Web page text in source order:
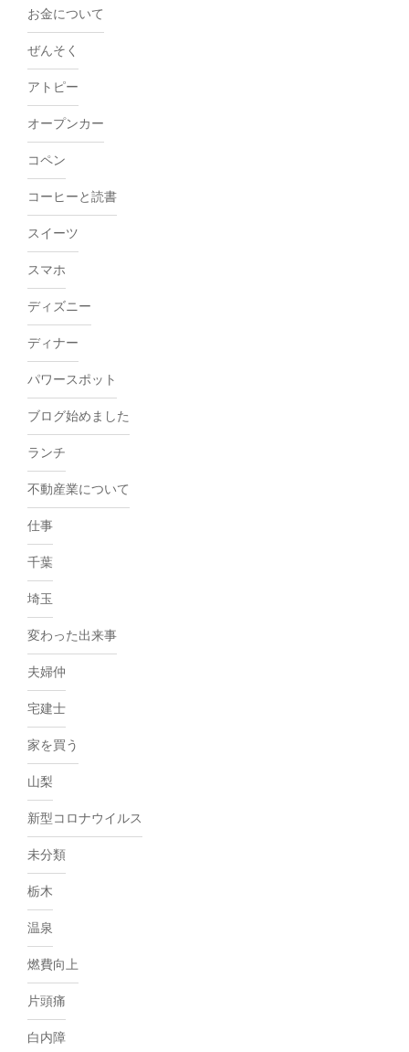
お金について
ぜんそく
アトピー
オープンカー
コペン
コーヒーと読書
スイーツ
スマホ
ディズニー
ディナー
パワースポット
ブログ始めました
ランチ
不動産業について
仕事
千葉
埼玉
変わった出来事
夫婦仲
宅建士
家を買う
山梨
新型コロナウイルス
未分類
栃木
温泉
燃費向上
片頭痛
白内障